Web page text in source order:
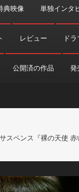
典映像 単独インタ
レビュー ド
公開済の作品 発
ペンス『裸の天使